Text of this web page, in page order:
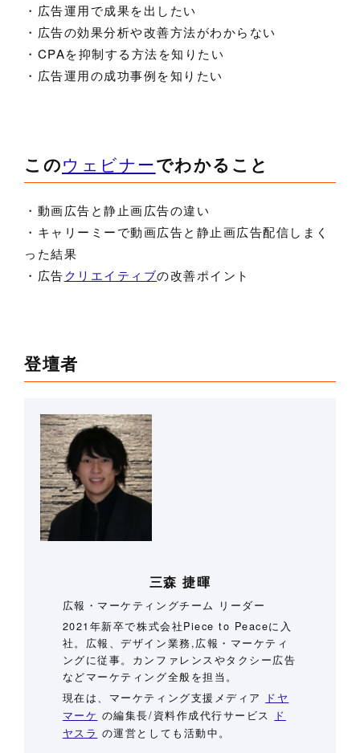
・広告運用で成果を出したい
・広告の効果分析や改善方法がわからない
・CPAを抑制する方法を知りたい
・広告運用の成功事例を知りたい
このウェビナーでわかること
・動画広告と静止画広告の違い
・キャリーミーで動画広告と静止画広告配信しまく
った結果
・広告クリエイティブの改善ポイント
登壇者
三森 捷暉
広報・マーケティングチーム リーダー
2021年新卒で株式会社Piece to Peaceに入
社。広報、デザイン業務,広報・マーケティ
ングに従事。カンファレンスやタクシー広告
などマーケティング全般を担当。
現在は、マーケティング支援メディア
ドヤ
マーケ の編集長/資料作成代行サービス
ド
ヤスラ の運営としても活動中。